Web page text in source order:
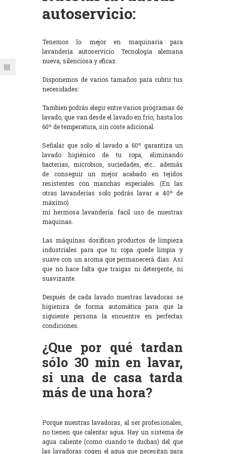
autoservicio:
Tenemos lo mejor en maquinaria para
lavandería autoservicio. Tecnología alemana
nueva, silenciosa y eficaz.
Disponemos de varios tamaños para cubrir tus
necesidades:
Tambien podrás elegir entre varios programas de
lavado, que van desde el lavado en frío, hasta los
60º de temperatura, sin coste adicional.
Señalar que solo el lavado a 60º garantiza un
lavado higiénico de tu ropa, eliminando
bacterias, microbios, suciedades, etc… además
de conseguir un mejor acabado en tejidos
resistentes con manchas especiales. (En las
otras lavanderías solo podrás lavar a 40º de
máximo)
mi hermosa lavandería: facil uso de nuestras
maquinas.
Las máquinas dosifican productos de limpieza
industriales para que tu ropa quede limpia y
suave con un aroma que permanecerá días. Así
que no hace falta que traigas ni detergente, ni
suavizante.
Después de cada lavado nuestras lavadoras se
higieniza de forma automática para que la
siguiente persona la encuentre en perfectas
condiciones.
¿Que por qué tardan
sólo 30 min en lavar,
si una de casa tarda
más de una hora?
Porque nuestras lavadoras, al ser profesionales,
no tienen que calentar agua. Hay un sistema de
agua caliente (como cuando te duchas) del que
las lavadoras cogen el agua que necesitan para